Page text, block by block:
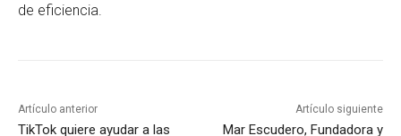
de eficiencia.
Artículo anterior
TikTok quiere ayudar a las
Artículo siguiente
Mar Escudero, Fundadora y